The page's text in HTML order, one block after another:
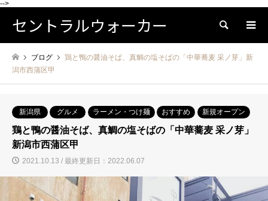
-->
セントラルウォーカー 検索
ブログ
鶏と鴨の醤油そば、真鯛の塩そばの「中華蕎麦 采ノ芽」新
潟市西蒲区甲
新潟県 グルメ ラーメン・つけ麺 おすすめ 新規オープン
鶏と鴨の醤油そば、真鯛の塩そばの「中華蕎麦 采ノ芽」
新潟市西蒲区甲
2021.10.13 / 最終更新日：2022.06.07